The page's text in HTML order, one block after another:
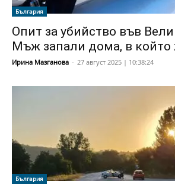
България
Опит за убийство във
Мъж запали дома, в който
Ирина Мазганова - 27 август 2025 | 10:38:24
България